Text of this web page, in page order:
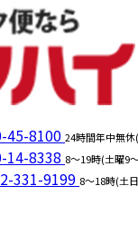
45-8100 24時間年中無
14-8338 8～19時(土曜9
331-9199 8～18時(土